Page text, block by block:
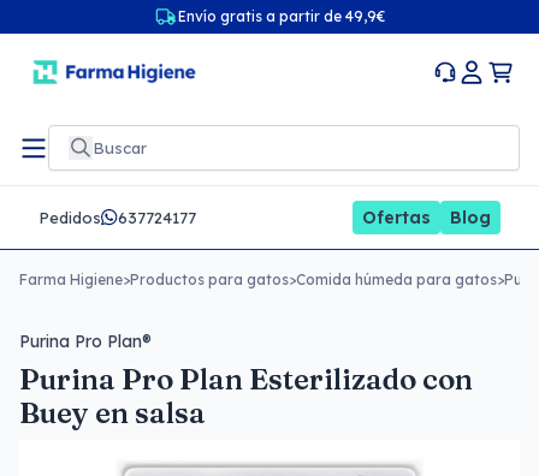
Envío gratis a partir de 49,9€
Pedidos 637724177 Ofertas Blog
Farma Higiene>Productos para gatos>Comida húmeda para gatos>
Purina Pro Plan®
Purina Pro Plan Esterilizado con
Buey en salsa